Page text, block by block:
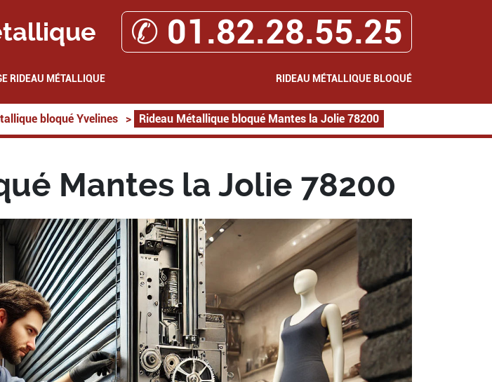
✆ 01.82.28.55.25
RIDEAU MÉTALLIQUE RIDEAU MÉTALLIQUE BLOQUÉ
bloqué Yvelines > Rideau Métallique bloqué Mantes la Jolie 78200
Mantes la Jolie 78200